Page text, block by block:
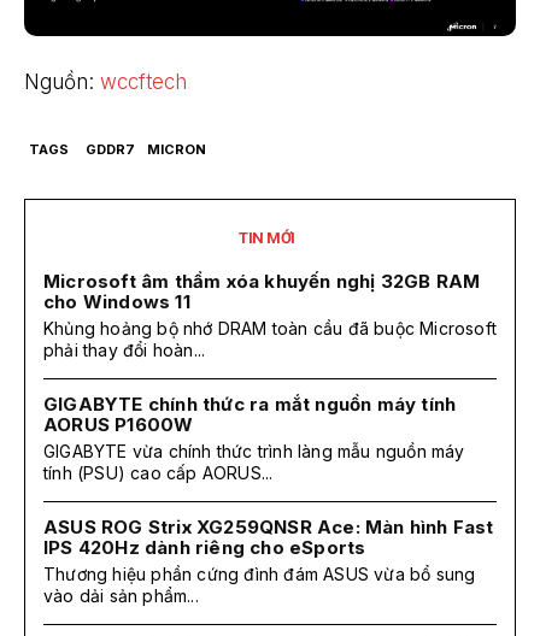
Nguồn: wccftech
TAGS GDDR7 MICRON
TIN MỚI
Microsoft âm thầm xóa khuyến nghị 32GB RAM
cho Windows 11
Khủng hoảng bộ nhớ DRAM toàn cầu đã buộc Microsoft
phải thay đổi hoàn...
GIGABYTE chính thức ra mắt nguồn máy tính
AORUS P1600W
GIGABYTE vừa chính thức trình làng mẫu nguồn máy
tính (PSU) cao cấp AORUS...
ASUS ROG Strix XG259QNSR Ace: Màn hình Fast
IPS 420Hz dành riêng cho eSports
Thương hiệu phần cứng đình đám ASUS vừa bổ sung
vào dải sản phẩm...